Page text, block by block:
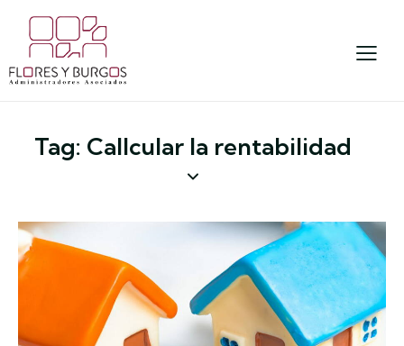
Tag: Callcular la rentabilidad